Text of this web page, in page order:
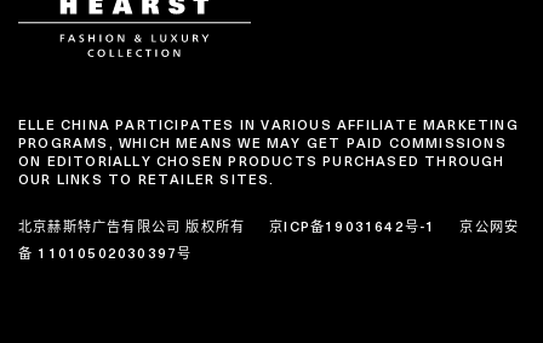
ELLE CHINA PARTICIPATES IN VARIOUS AFFILIATE MARKETING
PROGRAMS, WHICH MEANS WE MAY GET PAID COMMISSIONS
ON EDITORIALLY CHOSEN PRODUCTS PURCHASED THROUGH
OUR LINKS TO RETAILER SITES.
北京赫斯特广告有限公司 版权所有 京ICP备19031642号-1
京公网安
备 11010502030397号